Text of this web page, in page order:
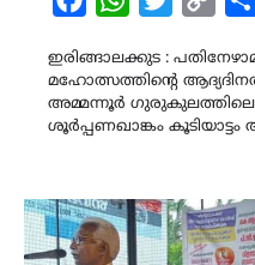
ഇരിങ്ങാലക്കുട :
മഹോത്സത്തിന്റെ
അമ്മന്നൂർ ഗുരുകുലത്തിലെ
ശൂർപ്പണഖാങ്കം കൂടിയാട്ടം